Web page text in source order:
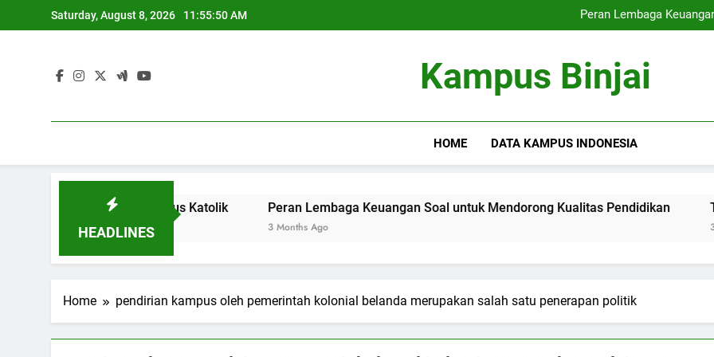
to
Saturday, August 8, 2026 11:55:50 AM
Peran Lembaga
Terobosan di
Peran Lembaga
Terobosan di
Kampus Binjai
HOME DATA KAMPUS INDONESIA
HEADLINES
Contoh Kampus Katolik Peran Lembaga Keuangan Soal untuk Mendorong Kualitas Pendidikan
3 Months Ago 3 Months
Home pendirian kampus oleh pemerintah kolonial belanda merupakan salah satu penerapan politik